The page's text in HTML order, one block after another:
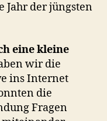
Jahr der jüngsten
eine kleine
wir die
ins Internet
die
Fragen